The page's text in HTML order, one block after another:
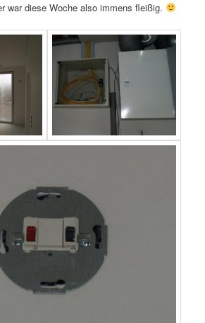
war diese Woche also immens fleißig.